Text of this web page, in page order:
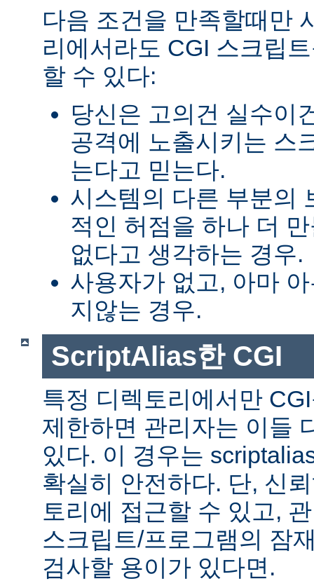
다음 조건을 만족할때만
리에서라도 CGI 스크립
할 수 있다:
당신은 고의건 실수이
공격에 노출시키는 스
는다고 믿는다.
시스템의 다른 부분의
적인 허점을 하나 더
없다고 생각하는 경우.
사용자가 없고, 아마
지않는 경우.
ScriptAlias한 CGI
특정 디렉토리에서만
제한하면 관리자는 이들
있다. 이 경우는
확실히 안전하다. 단, 신
토리에 접근할 수 있고,
스크립트/프로그램의 잠
검사할 용이가 있다면.